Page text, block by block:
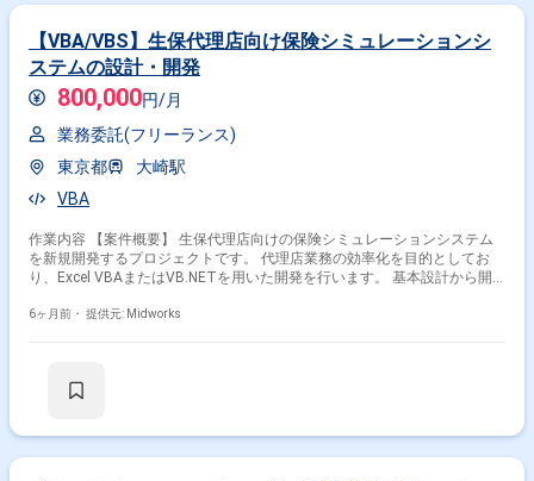
【VBA/VBS】生保代理店向け保険シミュレーションシ
ステムの設計・開発
800,000円/月
業務委託(フリーランス)
東京都
大崎駅
VBA
作業内容 【案件概要】 生保代理店向けの保険シミュレーションシステム
を新規開発するプロジェクトです。 代理店業務の効率化を目的としてお
り、Excel VBAまたはVB.NETを用いた開発を行います。 基本設計から開
理解した上で、操作性の高い機能を実装します。 【作業内容】 ・Excel
6ヶ月前・ 提供元: Midworks